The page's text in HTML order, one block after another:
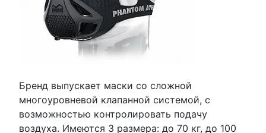
Бренд выпускает маски со сложной
многоуровневой клапанной системой, с
возможностью контролировать подачу
воздуха. Имеются 3 размера: до 70 кг, до 100